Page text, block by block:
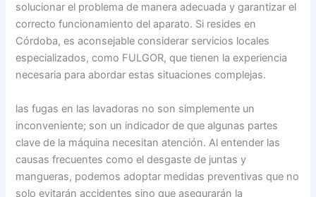
solucionar el problema de manera adecuada y garantizar el
correcto funcionamiento del aparato. Si resides en
Córdoba, es aconsejable considerar servicios locales
especializados, como FULGOR, que tienen la experiencia
necesaria para abordar estas situaciones complejas.
las fugas en las lavadoras no son simplemente un
inconveniente; son un indicador de que algunas partes
clave de la máquina necesitan atención. Al entender las
causas frecuentes como el desgaste de juntas y
mangueras, podemos adoptar medidas preventivas que no
solo evitarán accidentes sino que asegurarán la